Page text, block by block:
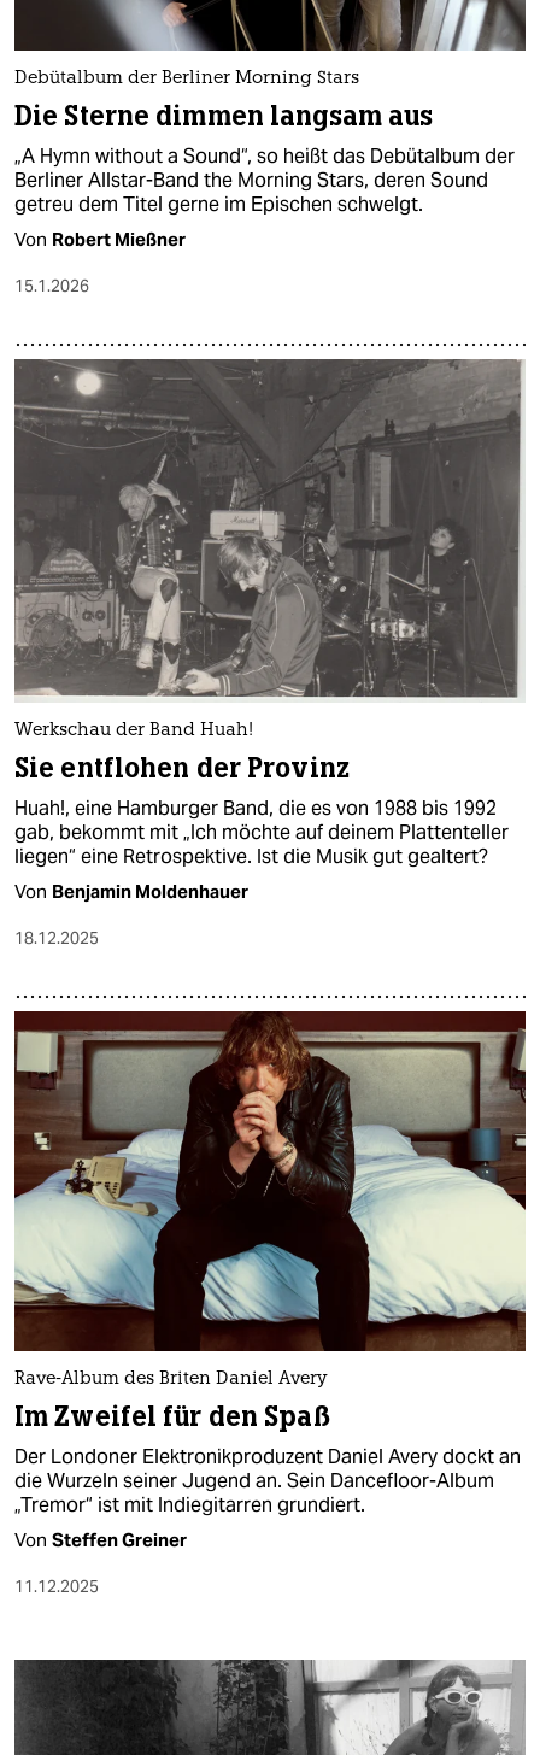
Debütalbum der Berliner Morning Stars
Die Sterne dimmen langsam aus
„A Hymn without a Sound“, so heißt das Debütalbum der
Berliner Allstar-Band the Morning Stars, deren Sound
getreu dem Titel gerne im Epischen schwelgt.
Von Robert Mießner
15.1.2026
Werkschau der Band Huah!
Sie entflohen der Provinz
Huah!, eine Hamburger Band, die es von 1988 bis 1992
gab, bekommt mit „Ich möchte auf deinem Plattenteller
liegen“ eine Retrospektive. Ist die Musik gut gealtert?
Von Benjamin Moldenhauer
18.12.2025
Rave-Album des Briten Daniel Avery
Im Zweifel für den Spaß
Der Londoner Elektronikproduzent Daniel Avery dockt an
die Wurzeln seiner Jugend an. Sein Dancefloor-Album
„Tremor“ ist mit Indiegitarren grundiert.
Von Steffen Greiner
11.12.2025